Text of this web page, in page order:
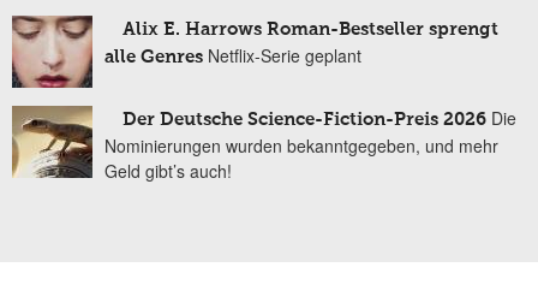
Alix E. Harrows Roman-Bestseller sprengt
alle Genres Netflix-Serie geplant
Der Deutsche Science-Fiction-Preis 2026 Die
Nominierungen wurden bekanntgegeben, und mehr
Geld gibt’s auch!